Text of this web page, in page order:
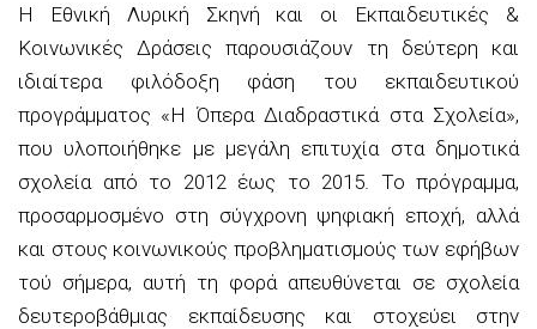
Η Εθνική Λυρική Σκηνή και οι Εκπαιδευτικές &
Κοινωνικές Δράσεις παρουσιάζουν τη δεύτερη και
ιδιαίτερα φιλόδοξη φάση του εκπαιδευτικού
προγράμματος «Η Όπερα Διαδραστικά στα Σχολεία»,
που υλοποιήθηκε με μεγάλη επιτυχία στα δημοτικά
σχολεία από το 2012 έως το 2015. Το πρόγραμμα,
προσαρμοσμένο στη σύγχρονη ψηφιακή εποχή, αλλά
και στους κοινωνικούς προβληματισμούς των εφήβων
τού σήμερα, αυτή τη φορά απευθύνεται σε σχολεία
δευτεροβάθμιας εκπαίδευσης και στοχεύει στην